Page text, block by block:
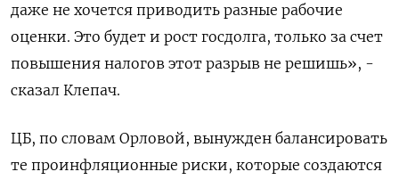
даже не хочется приводить разные рабочие
оценки. Это будет и рост госдолга, только за счет
повышения налогов этот разрыв не решишь», -
сказал Клепач.
ЦБ, по словам Орловой, вынужден балансировать
те проинфляционные риски, которые создаются